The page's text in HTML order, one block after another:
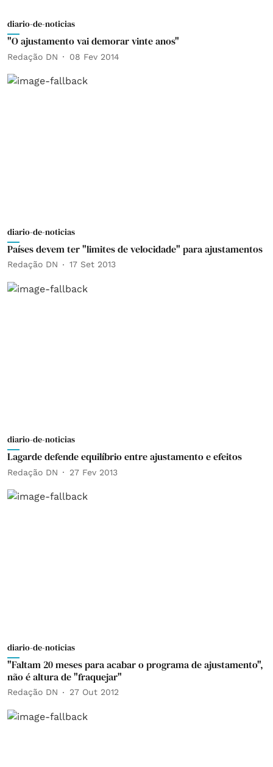
diario-de-noticias
"O ajustamento vai demorar vinte anos"
Redação DN 08 Fev 2014
diario-de-noticias
Países devem ter "limites de velocidade" para ajustamentos
Redação DN 17 Set 2013
diario-de-noticias
Lagarde defende equilíbrio entre ajustamento e efeitos
Redação DN 27 Fev 2013
diario-de-noticias
"Faltam 20 meses para acabar o programa de ajustamento",
não é altura de "fraquejar"
Redação DN 27 Out 2012